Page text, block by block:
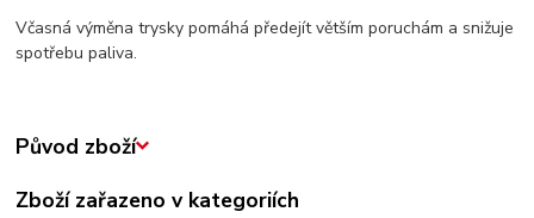
Včasná výměna trysky pomáhá předejít větším poruchám a snižuje
spotřebu paliva.
Původ zboží
Zboží zařazeno v kategoriích